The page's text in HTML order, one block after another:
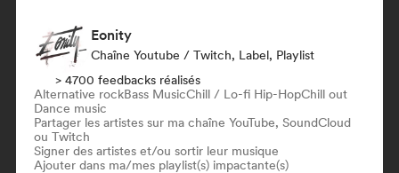
Eonity
Chaîne Youtube / Twitch, Label, Playlist
> 4700 feedbacks réalisés
Alternative rockBass MusicChill / Lo-fi Hip-HopChill out
Dance music
Partager les artistes sur ma chaîne YouTube, SoundCloud
ou Twitch
Signer des artistes et/ou sortir leur musique
Ajouter dans ma/mes playlist(s) impactante(s)